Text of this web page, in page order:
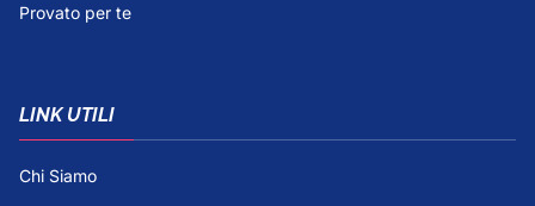
Provato per te
LINK UTILI
Chi Siamo